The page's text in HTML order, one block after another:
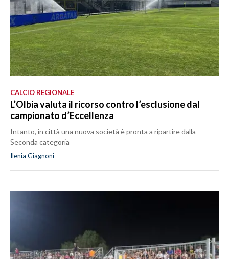
CALCIO REGIONALE
L’Olbia valuta il ricorso contro l’esclusione dal
campionato d’Eccellenza
Intanto, in città una nuova società è pronta a ripartire dalla
Seconda categoria
Ilenia Giagnoni